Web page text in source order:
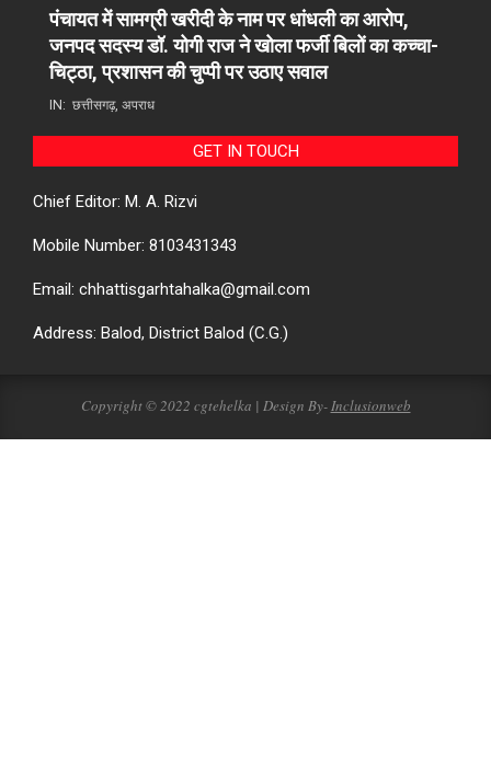
पंचायत में सामग्री खरीदी के नाम पर धांधली का आरोप,
जनपद सदस्य डॉ. योगी राज ने खोला फर्जी बिलों का कच्चा-
चिट्ठा, प्रशासन की चुप्पी पर उठाए सवाल
IN: छत्तीसगढ़, अपराध
GET IN TOUCH
Chief Editor: M. A. Rizvi
Mobile Number: 8103431343
Email: chhattisgarhtahalka@gmail.com
Address: Balod, District Balod (C.G.)
Copyright © 2022 cgtehelka | Design By-Inclusionweb